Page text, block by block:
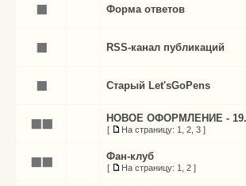
Форма ответов
RSS-канал публикаций
Старый Let'sGoPens
НОВОЕ ОФОРМЛЕНИЕ -
[ На страницу: 1 2 3 ]
Фан-клуб
[ На страницу: 1 2 ]